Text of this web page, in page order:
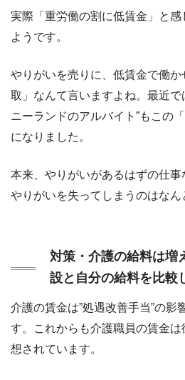
実際「重労働の割に低賃金」と
ようです。
やりがいを売りに、低賃金で働
取」なんて言いますよね。最近で
ニーランドのアルバイト”もこの
になりました。
本来、やりがいがあるはずの仕
やりがいを失ってしまうのはなん
対策・介護の給料は増
設と自分の給料を比較
介護の賃金は”処遇改善手当”の影
す。これからも介護職員の賃金
想されています。